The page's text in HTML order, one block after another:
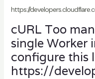
https://
cURL Too
single Worker
configure this
https://